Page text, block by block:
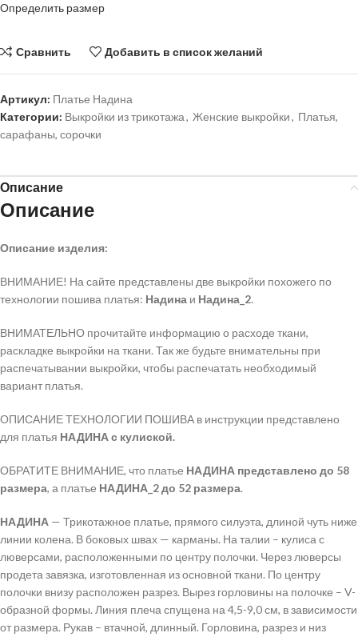
Определить размер
Сравнить Добавить в список желаний
Артикул: Платье Надина
Категории: Выкройки из трикотажа, Женские выкройки, Платья,
сарафаны, сорочки
Описание
Описание
Описание изделия:
ВНИМАНИЕ! На сайте представлены две выкройки похожего по
технологии пошива платья: Надина и Надина_2.
ВНИМАТЕЛЬНО прочитайте информацию о расходе ткани,
раскладке выкройки на ткани. Так же будьте внимательны при
распечатывании выкройки, чтобы распечатать необходимый
вариант платья.
ОПИСАНИЕ ТЕХНОЛОГИИ ПОШИВА в инструкции представлено
для платья НАДИНА с кулиской.
ОБРАТИТЕ ВНИМАНИЕ, что платье НАДИНА представлено до 58
размера, а платье НАДИНА_2 до 52 размера.
НАДИНА — Трикотажное платье, прямого силуэта, длиной чуть ниже
линии колена. В боковых швах — карманы. На талии – кулиса с
люверсами, расположенными по центру полочки. Через люверсы
продета завязка, изготовленная из основной ткани. По центру
полочки внизу расположен разрез. Вырез горловины на полочке – V-
образной формы. Линия плеча спущена на 4,5-9,0 см, в зависимости
от размера. Рукав – втачной, длинный. Горловина, разрез и низ